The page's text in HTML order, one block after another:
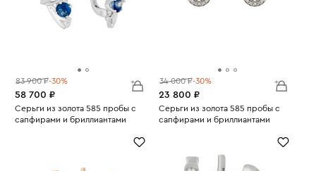
83 900 ₽-30%
58 700 ₽
Серьги из золота 585 пробы с
сапфирами и бриллиантами
34 000 ₽-30%
23 800 ₽
Серьги из золота 585 пробы с
сапфирами и бриллиантами